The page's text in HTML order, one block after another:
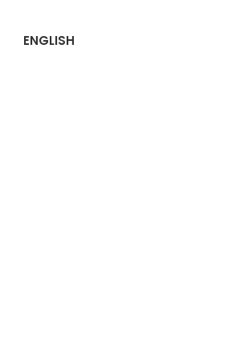
ENGLISH